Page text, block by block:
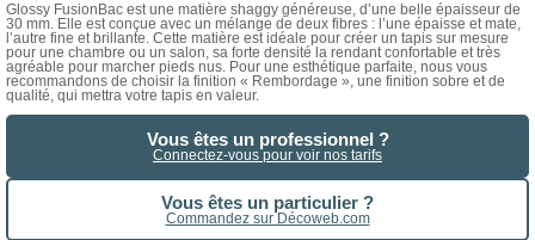
Glossy FusionBac est une matière shaggy généreuse, d’une belle épaisseur de
30 mm. Elle est conçue avec un mélange de deux fibres : l’une épaisse et mate,
l’autre fine et brillante. Cette matière est idéale pour créer un tapis sur mesure
pour une chambre ou un salon, sa forte densité la rendant confortable et très
agréable pour marcher pieds nus. Pour une esthétique parfaite, nous vous
recommandons de choisir la finition « Rembordage », une finition sobre et de
qualité, qui mettra votre tapis en valeur.
Vous êtes un professionnel ?
Connectez-vous pour voir nos tarifs
Vous êtes un particulier ?
Commandez sur Décoweb.com